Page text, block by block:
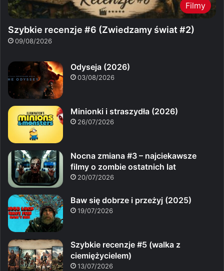
Filmy
Szybkie recenzje #6 (Zwiedzamy świat #2)
09/08/2026
Odyseja (2026)
03/08/2026
Minionki i straszydła (2026)
26/07/2026
Nocna zmiana #3 – najciekawsze
filmy o zombie ostatnich lat
20/07/2026
Baw się dobrze i przeżyj (2025)
19/07/2026
Szybkie recenzje #5 (walka z
ciemiężycielem)
13/07/2026